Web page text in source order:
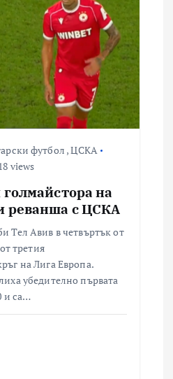
футбол ,ЦСКА
views
на
реванша с ЦСКА
Тел Авив в четвъртък от
третия
на Лига Европа.
убедително първата
и са…